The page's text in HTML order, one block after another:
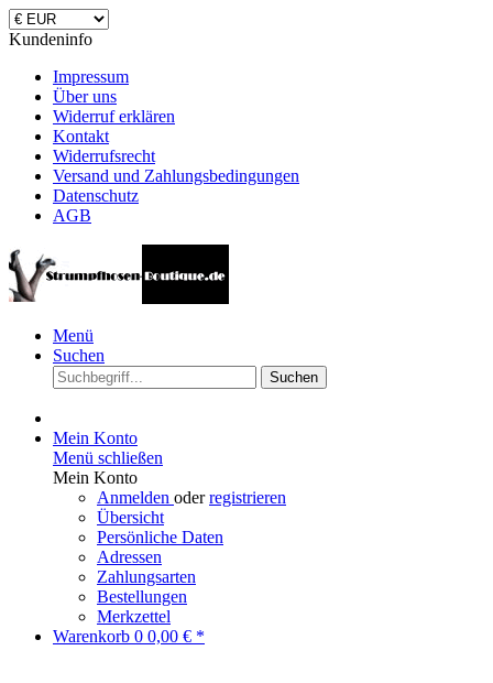
Kundeninfo
Impressum
Über uns
Widerruf erklären
Kontakt
Widerrufsrecht
Versand und Zahlungsbedingungen
Datenschutz
AGB
Menü
Suchen
Suchen
Mein Konto
Menü schließen
Mein Konto
Anmelden oderregistrieren
Übersicht
Persönliche Daten
Adressen
Zahlungsarten
Bestellungen
Merkzettel
Warenkorb 0 0,00 € *